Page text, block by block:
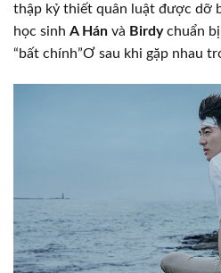
thập kỷ thiết quân luật được dỡ
học sinh A Hán và Birdychuẩn
“bất chính”Ơ sau khi gặp nhau